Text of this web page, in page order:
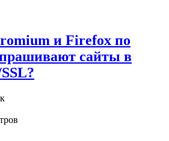
и Firefox по
сайты в